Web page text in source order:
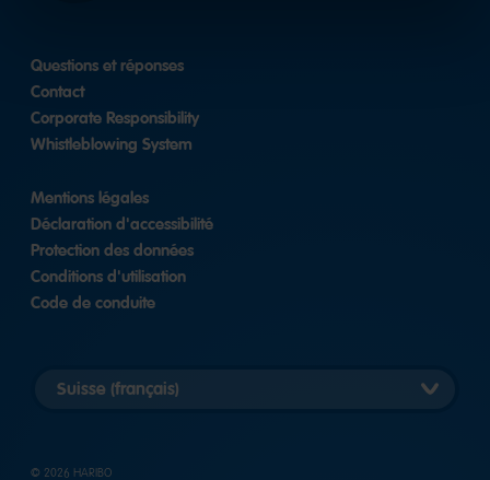
Questions et réponses
Contact
Corporate Responsibility
Whistleblowing System
Mentions légales
Déclaration d'accessibilité
Protection des données
Conditions d'utilisation
Code de conduite
pays
© 2026 HARIBO